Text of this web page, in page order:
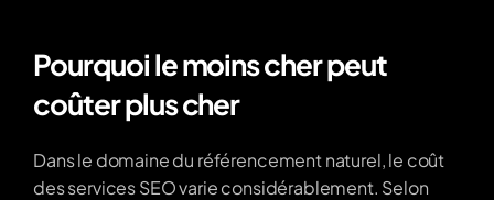
Pourquoi le moins cher peut
coûter plus cher
Dans le domaine du référencement naturel, le coût
des services SEO varie considérablement. Selon